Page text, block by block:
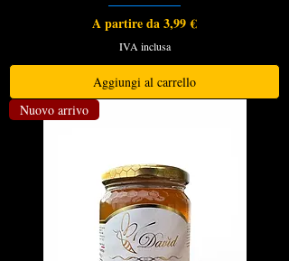
A partire da3,99 €
Prezzo scontato
IVA inclusa
Aggiungi al carrello
Nuovo arrivo